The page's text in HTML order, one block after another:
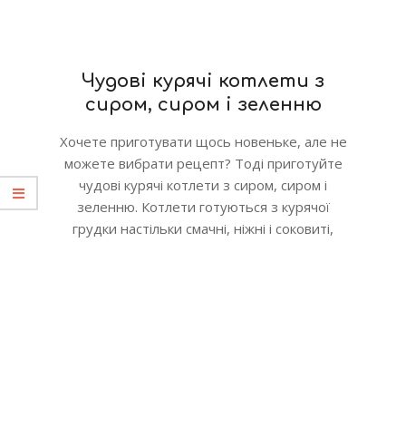
Чудові курячі котлети з
сиром, сиром і зеленню
Хочете приготувати щось новеньке, але не
можете вибрати рецепт? Тоді приготуйте
чудові курячі котлети з сиром, сиром і
зеленню. Котлети готуються з курячої
грудки настільки смачні, ніжні і соковиті,